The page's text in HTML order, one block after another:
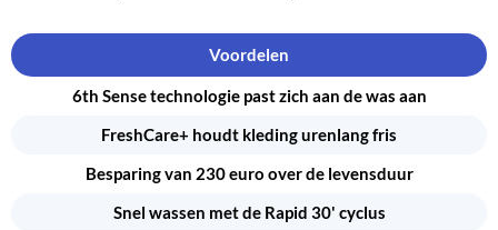
Voordelen
6th Sense technologie past zich aan de was aan
FreshCare+ houdt kleding urenlang fris
Besparing van 230 euro over de levensduur
Snel wassen met de Rapid 30' cyclus